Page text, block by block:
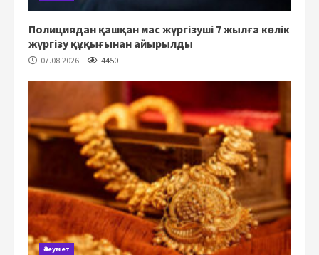
Полициядан қашқан мас жүргізуші 7 жылға көлік
жүргізу құқығынан айырылды
07.08.2026 4450
Әлеумет